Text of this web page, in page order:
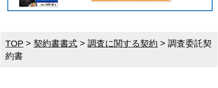
TOP >契約書書式 >調査に関する契約 >調査委託契
約書